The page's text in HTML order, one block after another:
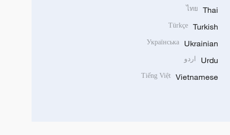
Thai
ไทย
Turkish
Türkçe
Ukrainian
Українська
Urdu اردو
Vietnamese
Tiếng Việt